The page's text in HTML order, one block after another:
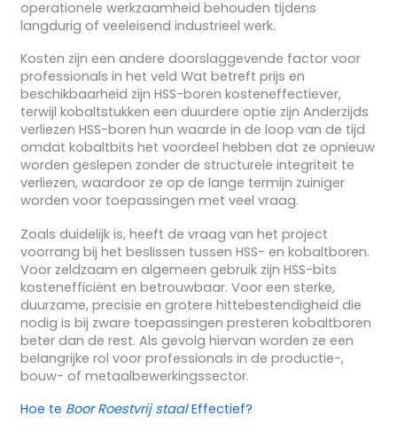
operationele werkzaamheid behouden tijdens
langdurig of veeleisend industrieel werk.
Kosten zijn een andere doorslaggevende factor voor
professionals in het veld Wat betreft prijs en
beschikbaarheid zijn HSS-boren kosteneffectiever,
terwijl kobaltstukken een duurdere optie zijn Anderzijds
verliezen HSS-boren hun waarde in de loop van de tijd
omdat kobaltbits het voordeel hebben dat ze opnieuw
worden geslepen zonder de structurele integriteit te
verliezen, waardoor ze op de lange termijn zuiniger
worden voor toepassingen met veel vraag.
Zoals duidelijk is, heeft de vraag van het project
voorrang bij het beslissen tussen HSS- en kobaltboren.
Voor zeldzaam en algemeen gebruik zijn HSS-bits
kostenefficiënt en betrouwbaar. Voor een sterke,
duurzame, precisie en grotere hittebestendigheid die
nodig is bij zware toepassingen presteren kobaltboren
beter dan de rest. Als gevolg hiervan worden ze een
belangrijke rol voor professionals in de productie-,
bouw- of metaalbewerkingssector.
Hoe te Boor Roestvrij staalEffectief?